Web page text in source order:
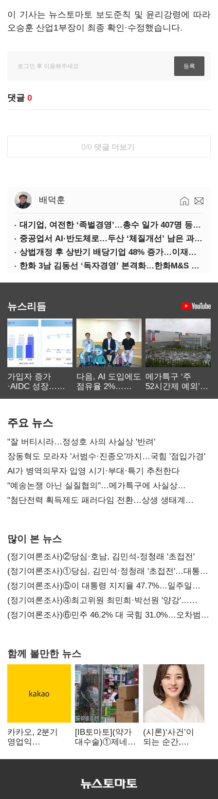
이 기사는 뉴스토마토 보도준칙 및 윤리강령에 따라
오승훈 산업1부장이 최종 확인·수정했습니다.
댓글 0
0/0 댓글 더보기
배덕훈
대기업, 여전한 ‘족벌경영’…총수 일가 407명 등기임원
중공업서 AI·반도체로…두산 ‘체질개선’ 남은 과제는
상법개정 후 상반기 배당기업 48% 증가…이재용 배당액 728억 1위
한화 3남 김동선 ‘독자경영’ 본격화…한화M&S 공식 출범
뉴스리듬
가입자 증가
·AIDC 성장…
다음, AI 도입에도
점유율 2%…
메가특구 ‘주
52시간제 예외’
주요 뉴스
"잘 버티시라…정성호 사의 사실상 '반려'
장동혁도 모라자 '서범수·진종오'까지…국힘 '점입가경'
AI가 병역의무자 입영 시기·부대·특기 추천한다
"예송논쟁 아닌 실질협의"…메가특구에 사실상
'노동유연화'
"첨단전력 획득제도 패러다임 전환…상생 생태계
많이 본 뉴스
(정기여론조사)②당심·호남, 김민석-정청래 '초접전'
(정기여론조사)①당심, 김민석·정청래 '초접전'…대통령
지지도 '50% 아래로'(종합)
(정기여론조사)⑤이 대통령 지지율 47.7%…일주일
만에 다시 40%대
(정기여론조사)④최고위원 최민희·박선원 '양강'…
서미화·이성윤·임미애 뒤이어
(정기여론조사)⑥민주 46.2% 대 국힘 31.0%…오차범위
함께 볼만한 뉴스
카카오, 2분기
영업익
전년비 36% 증가
[IB토마토](약가
대수술)①제네릭
제약사 수익성
(시론)‘사건’이
되는 순간,
살아난다